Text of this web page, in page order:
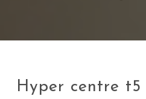
hyper centre t5 de 94m² avec